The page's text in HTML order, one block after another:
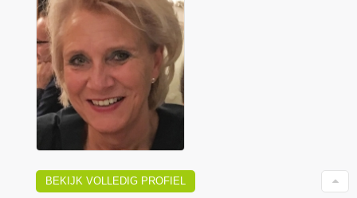
BEKIJK VOLLEDIG PROFIEL